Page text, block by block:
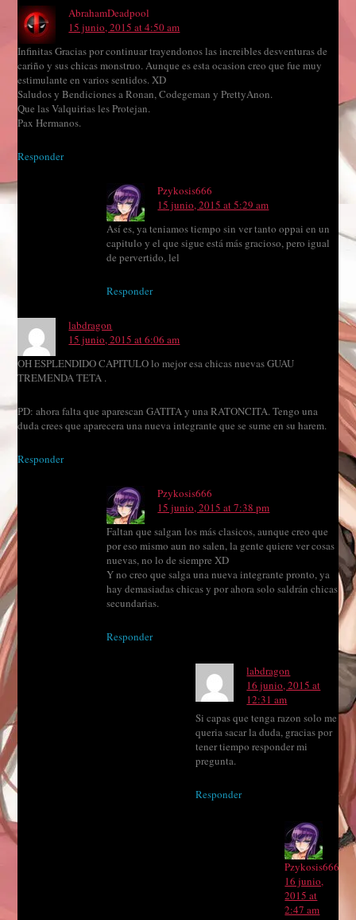
AbrahamDeadpool
15 junio, 2015 at 4:50 am
Infinitas Gracias por continuar trayendonos las increibles desventuras de
cariño y sus chicas monstruo. Aunque es esta ocasion creo que fue muy
estimulante en varios sentidos. XD
Saludos y Bendiciones a Ronan, Codegeman y PrettyAnon.
Que las Valquirias les Protejan.
Pax Hermanos.
Responder
Pzykosis666
15 junio, 2015 at 5:29 am
Así es, ya teniamos tiempo sin ver tanto oppai en un
capitulo y el que sigue está más gracioso, pero igual
de pervertido, lel
Responder
labdragon
15 junio, 2015 at 6:06 am
OH ESPLENDIDO CAPITULO lo mejor esa chicas nuevas GUAU
TREMENDA TETA .
PD: ahora falta que aparescan GATITA y una RATONCITA. Tengo una
duda crees que aparecera una nueva integrante que se sume en su harem.
Responder
Pzykosis666
15 junio, 2015 at 7:38 pm
Faltan que salgan los más clasicos, aunque creo que
por eso mismo aun no salen, la gente quiere ver cosas
nuevas, no lo de siempre XD
Y no creo que salga una nueva integrante pronto, ya
hay demasiadas chicas y por ahora solo saldrán chicas
secundarias.
Responder
labdragon
16 junio, 2015 at
12:31 am
Si capas que tenga razon solo me
queria sacar la duda, gracias por
tener tiempo responder mi
pregunta.
Responder
Pzykosis666
16 junio,
2015 at
2:47 am